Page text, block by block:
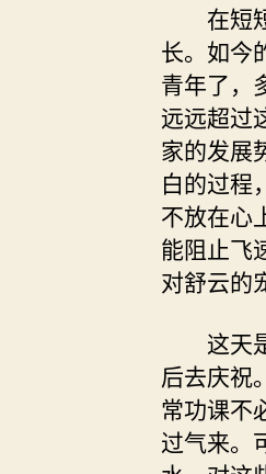
在短短
长。如今
青年了，
远远超过
家的发展
白的过程
不放在心
能阻止飞
对舒云的
这天是
后去庆祝
常功课不
过气来。